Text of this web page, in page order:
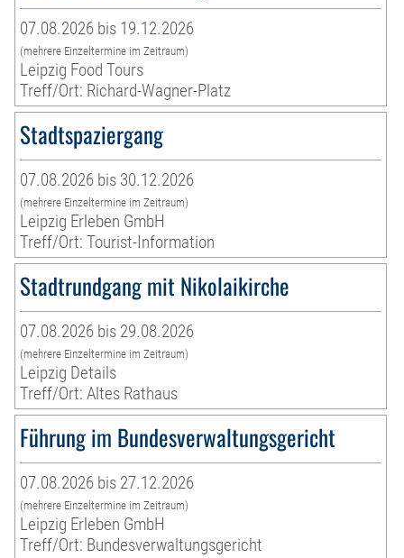
07.08.2026 bis 19.12.2026
(mehrere Einzeltermine im Zeitraum)
Leipzig Food Tours
Treff/Ort: Richard-Wagner-Platz
Stadtspaziergang
07.08.2026 bis 30.12.2026
(mehrere Einzeltermine im Zeitraum)
Leipzig Erleben GmbH
Treff/Ort: Tourist-Information
Stadtrundgang mit Nikolaikirche
07.08.2026 bis 29.08.2026
(mehrere Einzeltermine im Zeitraum)
Leipzig Details
Treff/Ort: Altes Rathaus
Führung im Bundesverwaltungsgericht
07.08.2026 bis 27.12.2026
(mehrere Einzeltermine im Zeitraum)
Leipzig Erleben GmbH
Treff/Ort: Bundesverwaltungsgericht